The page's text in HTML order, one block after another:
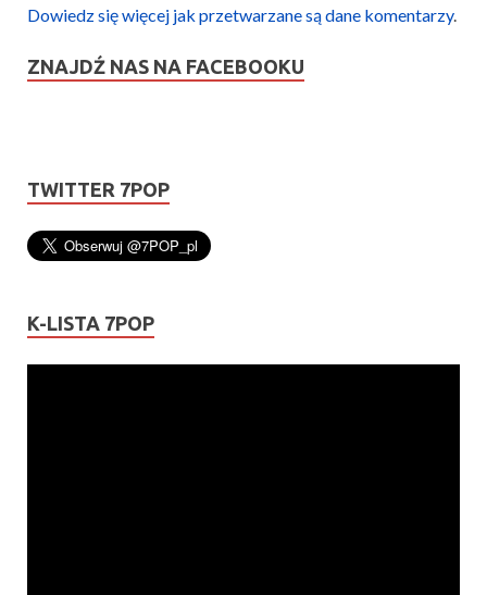
Dowiedz się więcej jak przetwarzane są dane komentarzy.
ZNAJDŹ NAS NA FACEBOOKU
TWITTER 7POP
K-LISTA 7POP